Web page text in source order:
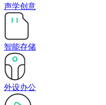
声学创意
智能存储
外设办公